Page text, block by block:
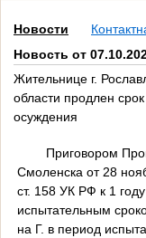
Новости
Новость от
Жительнице г.
области продлен
осуждения
Приговором
Смоленска от 28
ст. 158 УК РФ к 1
испытательным
на Г. в период